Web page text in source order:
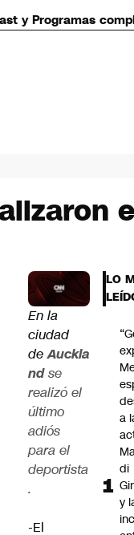
y Programas
En la
ciudad
deAuckla
ndse
realizó el
último
adiós
para el
deportista
.
-El
LO
a
di
y